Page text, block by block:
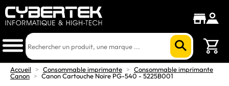
Accueil > Consommable imprimante > Consommable imprimante
Canon > Canon Cartouche Noire PG-540 - 5225B001